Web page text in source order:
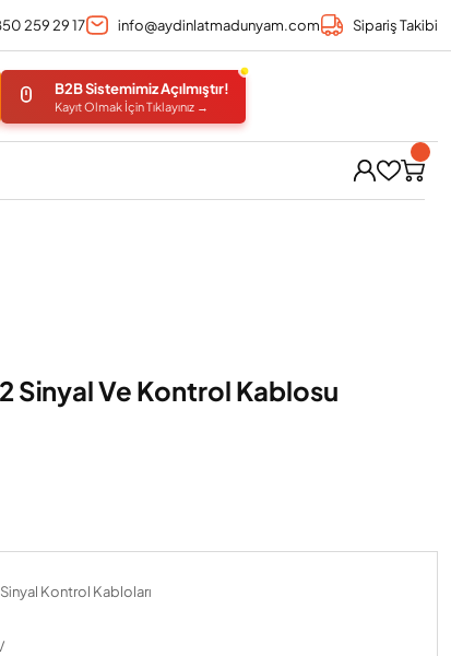
259 29 17 info@aydinlatmadunyam.com Sipariş Takibi
B2B Sistemimiz Açılmıştır!
Kayıt Olmak İçin Tıklayınız →
Sinyal Ve Kontrol Kablosu
Kontrol Kabloları